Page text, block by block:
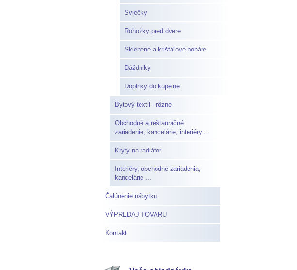
Sviečky
Rohožky pred dvere
Sklenené a krištáľové poháre
Dáždniky
Doplnky do kúpelne
Bytový textil - rôzne
Obchodné a reštauračné
zariadenie, kancelárie, interiéry ...
Kryty na radiátor
Interiéry, obchodné zariadenia,
kancelárie ...
Čalúnenie nábytku
VÝPREDAJ TOVARU
Kontakt